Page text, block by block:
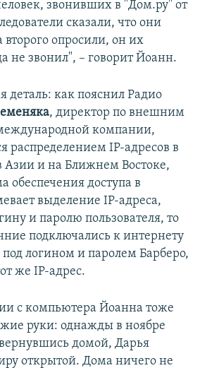
звонивших в "Дом.ру" от
сказали, что они
опросили, он их
не звонил", – говорит Йоанн.
деталь: как пояснил Радио
, директор по внешним
компании,
распределением IP-адресов в
Азии и на Ближнем Востоке,
обеспечения доступа в
выделение IP-адреса,
и паролю пользователя, то
подключались к интернету
под логином и паролем Барберо,
же IP-адрес.
с компьютера Йоанна тоже
руки: однажды в ноябре
домой, Дарья
открытой. Дома ничего не